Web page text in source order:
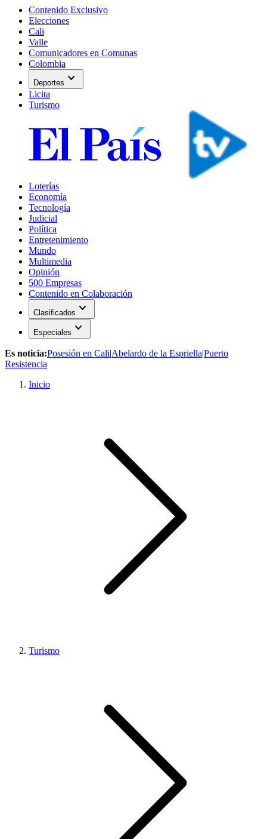
Contenido Exclusivo
Elecciones
Cali
Valle
Comunicadores en Comunas
Colombia
Deportes expand_more
Licita
Turismo
Loterías
Economía
Tecnología
Judicial
Política
Entretenimiento
Mundo
Multimedia
Opinión
500 Empresas
Contenido en Colaboración
Clasificados expand_more
Especiales expand_more
Es noticia:Posesión en Cali|Abelardo de la Espriella|Puerto
Resistencia
Inicio
Turismo